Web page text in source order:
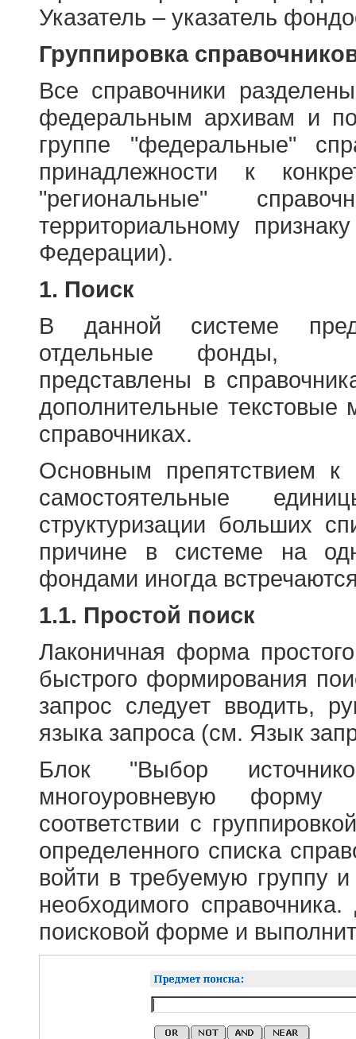
Указатель – указатель
Группировка
Все справочники
федеральным архивам и
группе "федеральные"
принадлежности к
"региональные"
территориальному
Федерации).
1. Поиск
В данной системе
отдельные фонды,
представлены в
дополнительные
справочниках.
Основным препятствием
самостоятельные
структуризации больших
причине в системе на
фондами иногда
1.1. Простой поиск
Лаконичная форма
быстрого формирования
запрос следует вводить,
языка запроса (см. Язык
Блок "Выбор
многоуровневую форму
соответствии с
определенного списка
войти в требуемую группу и
необходимого
поисковой форме и